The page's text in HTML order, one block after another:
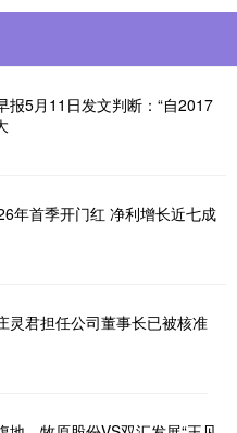
报5月11日发文判断：“自2017
年首季开门红 净利增长近七成
灵君担任公司董事长已被核准